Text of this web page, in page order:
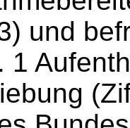
und
1